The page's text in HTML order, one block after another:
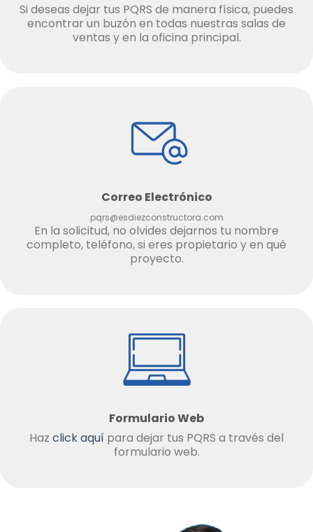
Si deseas dejar tus PQRS de manera física, puedes
encontrar un buzón en todas nuestras salas de
ventas y en la oficina principal.
Correo Electrónico
pqrs@esdiezconstructora.com
En la solicitud, no olvides dejarnos tu nombre
completo, teléfono, si eres propietario y en qué
proyecto.
Formulario Web
Haz click aquí para dejar tus PQRS a través del
formulario web.